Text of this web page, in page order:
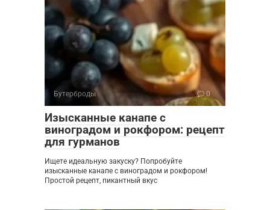
Бутерброды 0
Изысканные канапе с
виноградом и рокфором: рецепт
для гурманов
Ищете идеальную закуску? Попробуйте
изысканные канапе с виноградом и рокфором!
Простой рецепт, пикантный вкус